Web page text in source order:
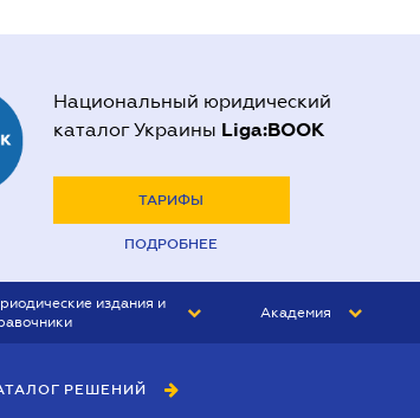
Национальный юридический
каталог Украины Liga:BOOK
ТАРИФЫ
ПОДРОБНЕЕ
издания и
Академия
РЕШЕНИЙ